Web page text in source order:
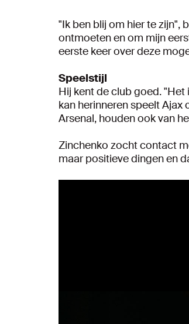
"Ik ben blij om hier te zijn",
ontmoeten en om mijn
eerste keer over deze
Speelstijl
Hij kent de club goed.
kan herinneren speelt
Arsenal, houden ook van
Zinchenko zocht contact
maar positieve dingen en